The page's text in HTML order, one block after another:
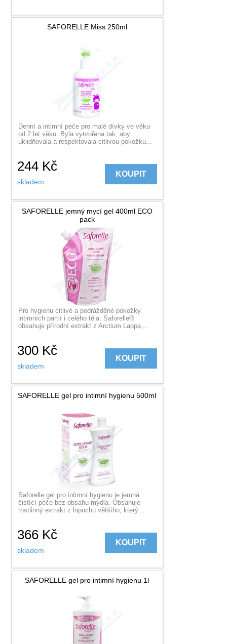
SAFORELLE Miss 250ml
Denní a intimní péče pro malé dívky ve věku
od 2 let věku. Byla vytvořena tak, aby
uklidňovala a respektovala citlivou pokožku...
244 Kč
skladem
KOUPIT
SAFORELLE jemný mycí gel 400ml ECO
pack
Pro hygienu citlivé a podrážděné pokožky
intimních partií i celého těla. Saforelle®
obsahuje přírodní extrakt z Arctium Lappa,...
300 Kč
skladem
KOUPIT
SAFORELLE gel pro intimní hygienu 500ml
Saforelle gel pro intimní hygienu je jemná
čistící péče bez obsahu mýdla. Obsahuje
rostlinný extrakt z lopuchu většího, který...
366 Kč
skladem
KOUPIT
SAFORELLE gel pro intimní hygienu 1l